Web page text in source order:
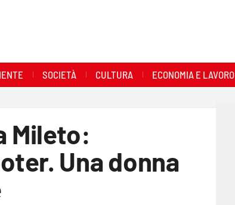
SOCIETÀ CULTURA ECONOMIA E LAVORO
Mileto:
Una donna